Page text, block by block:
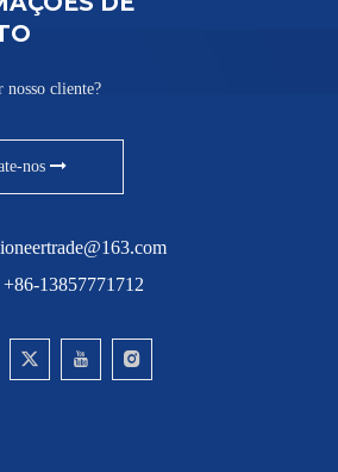
nosso cliente?
nos
13857771712